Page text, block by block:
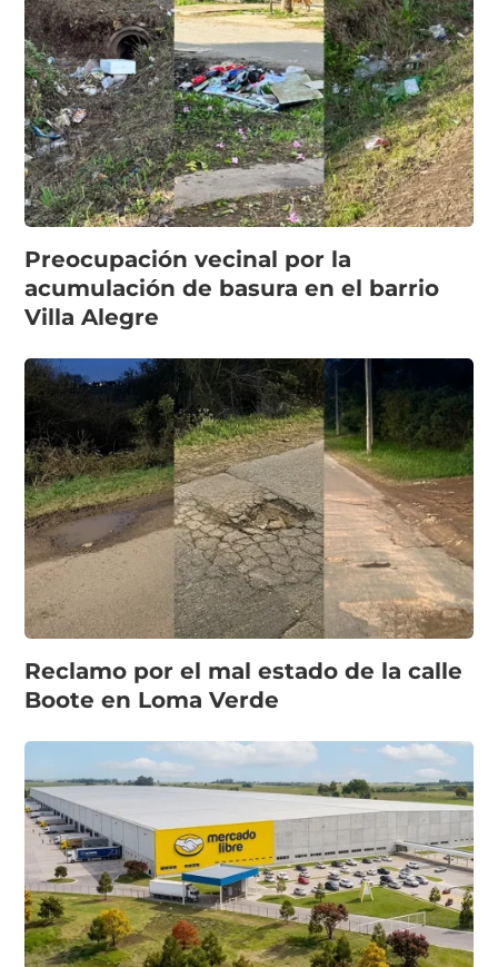
Preocupación vecinal por la
acumulación de basura en el barrio
Villa Alegre
Reclamo por el mal estado de la calle
Boote en Loma Verde